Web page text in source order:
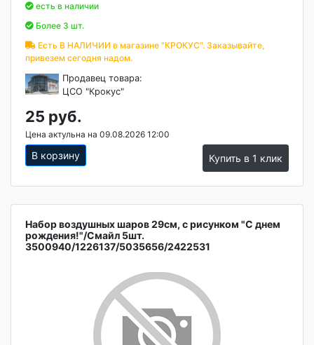
есть в наличии
Более 3 шт.
Есть В НАЛИЧИИ в магазине "КРОКУС". Заказывайте,
привезем сегодня надом.
Продавец товара:
ЦСО "Крокус"
25 руб.
Цена актульна на 09.08.2026 12:00
В корзину Купить в 1 клик
Набор воздушных шаров 29см, с рисунком "С днем
рождения!"/Смайл 5шт.
3500940/1226137/5035656/2422531